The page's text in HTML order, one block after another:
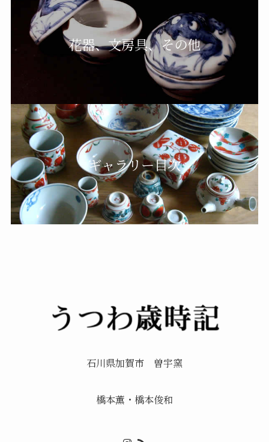
花器、文房具、その他
ギャラリー目次
石川県加賀市 曽宇窯
橋本薫・橋本俊和